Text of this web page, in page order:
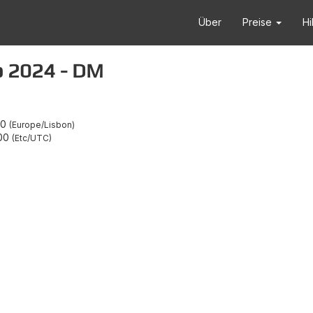
Über Preise
- DM
Europe/Lisbon
Etc/UTC